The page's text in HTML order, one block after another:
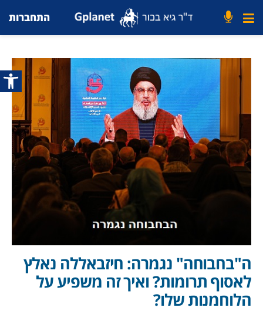
פתח
התחברות
ה"בחבוחה" נגמרה: חיזבאללה נאלץ
לאסוף תרומות? ואיך זה משפיע על
הלוחמנות שלו?